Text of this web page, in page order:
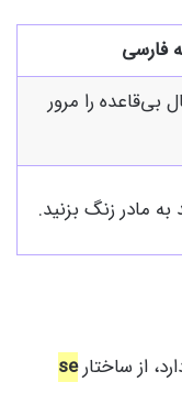
فارسی
بی‌قاعده را مرور
به مادر زنگ بزنید.
از ساختارse